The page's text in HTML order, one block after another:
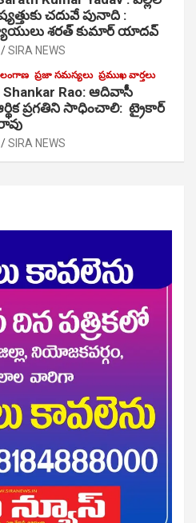
చదువే పునాది :
శరత్ కుమార్ యాదవ్
SIRA NEWS
ప్రజా సమస్యలు ప్రముఖ వార్తలు
Shankar Rao: ఆదివాసీ
ప్రగతిని సాధించాలి: ట్రైకార్
SIRA NEWS